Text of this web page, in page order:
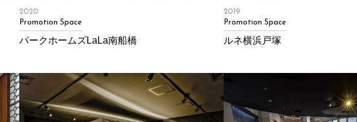
2020
Promotion Space
パークホームズLaLa南船橋
2019
Promotion Space
ルネ横浜戸塚